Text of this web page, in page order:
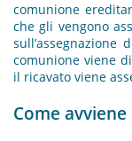
comunione
che gli vengono
comunione viene
il ricavato viene
Come